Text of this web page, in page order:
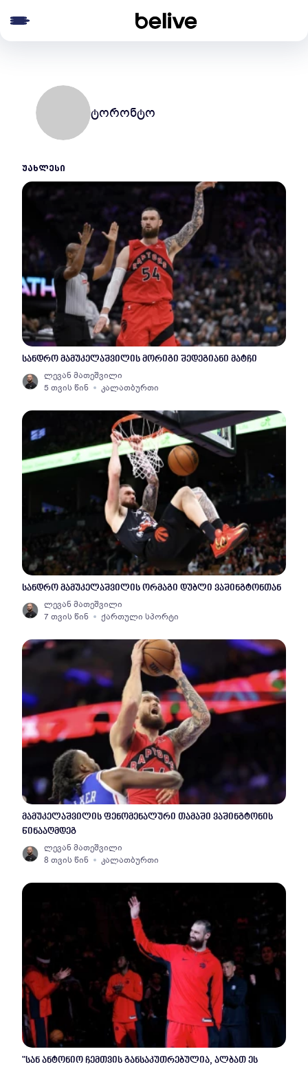
ტორონტო
ᲣᲐᲮᲚᲔᲡᲘ
სანდრო მამუკელაშვილის მორიგი შედეგიანი მატჩი
ლევან მათეშვილი
5 თვის წინ
კალათბურთი
სანდრო მამუკელაშვილის ორმაგი დუბლი ვაშინგტონთან
ლევან მათეშვილი
7 თვის წინ
ქართული სპორტი
მამუკელაშვილის ფენომენალური თამაში ვაშინგტონის
წინააღმდეგ
ლევან მათეშვილი
8 თვის წინ
კალათბურთი
"სან ანტონიო ჩემთვის განსაკუთრებულია, ალბათ ეს